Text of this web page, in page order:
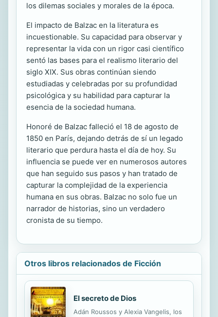
los dilemas sociales y morales de la época.
El impacto de Balzac en la literatura es
incuestionable. Su capacidad para observar y
representar la vida con un rigor casi científico
sentó las bases para el realismo literario del
siglo XIX. Sus obras continúan siendo
estudiadas y celebradas por su profundidad
psicológica y su habilidad para capturar la
esencia de la sociedad humana.
Honoré de Balzac falleció el 18 de agosto de
1850 en París, dejando detrás de sí un legado
literario que perdura hasta el día de hoy. Su
influencia se puede ver en numerosos autores
que han seguido sus pasos y han tratado de
capturar la complejidad de la experiencia
humana en sus obras. Balzac no solo fue un
narrador de historias, sino un verdadero
cronista de su tiempo.
Otros libros relacionados de Ficción
El secreto de Dios
Adán Roussos y Alexia Vangelis, los